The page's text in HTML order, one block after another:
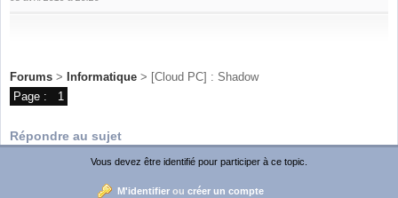
Forums > Informatique > [Cloud PC] : Shadow
Page :
1
Répondre au sujet
Vous devez être identifié pour participer à ce topic.
M'identifierou créer un compte